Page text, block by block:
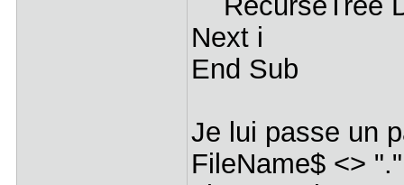
Next i
End Sub
Je lui passe un
FileName$ <>